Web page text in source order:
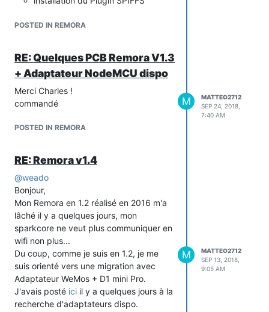
//
// Intégration de version 1.2 de la carte
electronique
// 15/09/2015 Charles-Henri Hallard :
Ajout compatibilité ESP8266
Ajout API WEB ESP8266 et Remora V1.3
// 04/03/2017 Manuel Hervo : Ajout des
connexions TCP Asynchrones
//
//
#ifndef REMORA_H_
#define REMORA_H_
// Spark Core main firmware include file
#ifdef SPARK
#include "application.h"
#endif
// Définir ici le type de carte utilisé
essayé aussi la 0.2)
(neoPixelBus - Blynk -
ESPAsyncTCP & Webserver)
j'ouvre le remora_soft.ino, je modifie les
MOD pour répondre à mon besoin dans
L'arborescence du sketch remora
POSTED IN REMORA
RE: Quelques PCB Remora V1.3
+ Adaptateur NodeMCU dispo
Merci Charles !
commandé
POSTED IN REMORA
M
MATTEO2712
SEP 24, 2018,
7:40 AM
RE: Remora v1.4
@weado
Bonjour,
Mon Remora en 1.2 réalisé en 2016 m'a
lâché il y a quelques jours, mon
sparkcore ne veut plus communiquer en
wifi non plus...
Du coup, comme je suis en 1.2, je me
suis orienté vers une migration avec
Adaptateur WeMos + D1 mini Pro.
J'avais posté ici il y a quelques jours à la
recherche d'adaptateurs dispo.
M
MATTEO2712
SEP 13, 2018,
9:05 AM